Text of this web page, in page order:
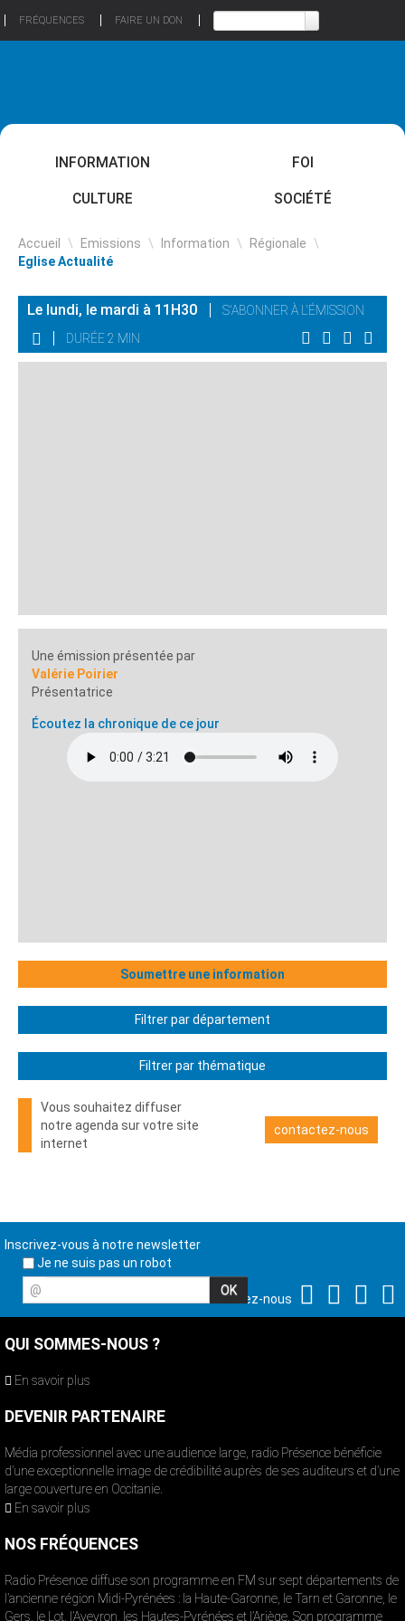
FRÉQUENCES FAIRE UN DON
INFORMATION FOI
CULTURE SOCIÉTÉ
Accueil \ Emissions \ Information \ Régionale \
Eglise Actualité
Le lundi, le mardi à 11H30
S'ABONNER À L'ÉMISSION
DURÉE 2 MIN
Une émission présentée par
Valérie Poirier
Présentatrice
Écoutez la chronique de ce jour
Soumettre une information
Filtrer par département
Filtrer par thématique
Vous souhaitez diffuser
notre agenda sur votre site
internet
contactez-nous
Inscrivez-vous à notre newsletter
Je ne suis pas un robot
@
Suivez-nous
QUI SOMMES-NOUS ?
En savoir plus
DEVENIR PARTENAIRE
Média professionnel avec une audience large, radio Présence bénéficie
d’une exceptionnelle image de crédibilité auprès de ses auditeurs et d’une
large couverture en Occitanie.
En savoir plus
NOS FRÉQUENCES
Radio Présence diffuse son programme en FM sur sept départements de
l’ancienne région Midi-Pyrénées : la Haute-Garonne, le Tarn et Garonne, le
Gers, le Lot, l’Aveyron, les Hautes-Pyrénées et l’Ariège. Son programme